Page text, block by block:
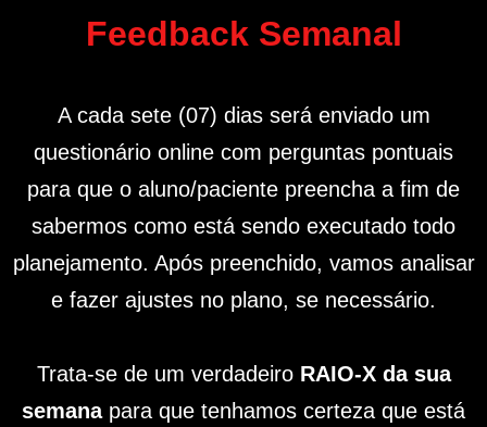
Feedback Semanal
A cada sete (07) dias será enviado um
questionário online com perguntas pontuais
para que o aluno/paciente preencha a fim de
sabermos como está sendo executado todo
planejamento. Após preenchido, vamos analisar
e fazer ajustes no plano, se necessário.
Trata-se de um verdadeiro RAIO-X da sua
semanapara que tenhamos certeza que está